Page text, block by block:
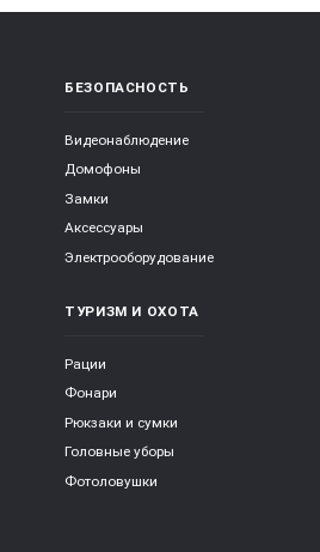
БЕЗОПАСНОСТЬ
Видеонаблюдение
Домофоны
Замки
Аксессуары
Электрооборудование
ТУРИЗМ И ОХОТА
Рации
Фонари
Рюкзаки и сумки
Головные уборы
Фотоловушки